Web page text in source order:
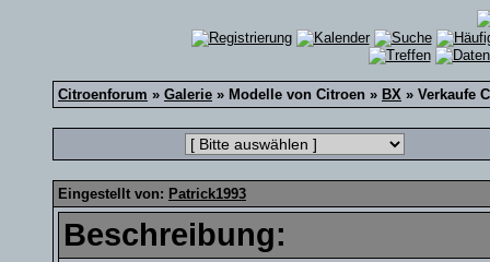
Citroenforum » Galerie » Modelle von Citroen » BX » Verkaufe
Eingestellt von: Patrick1993
Beschreibung: